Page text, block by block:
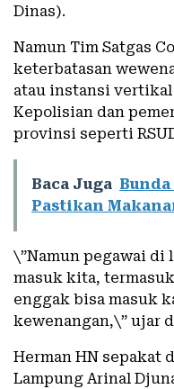
Dinas).
Namun Tim Satgas
keterbatasan
atau instansi
Kepolisian dan
provinsi seperti
Baca Juga Bunda
Pastikan
\”Namun pegawai di
masuk kita,
enggak bisa masuk
kewenangan,\” ujar
Herman HN sepakat
Lampung Arinal